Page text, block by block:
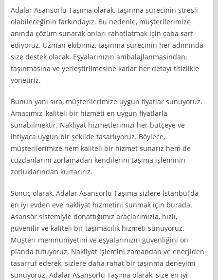
Adalar Asansörlü Taşıma olarak, taşınma sürecinin stresli
olabileceğinin farkındayız. Bu nedenle, müşterilerimize
anında çözüm sunarak onları rahatlatmak için çaba sarf
ediyoruz. Uzman ekibimiz, taşınma sürecinin her adımında
size destek olacak. Eşyalarınızın ambalajlanmasından,
taşınmasına ve yerleştirilmesine kadar her detayı titizlikle
yönetiriz.
Bunun yanı sıra, müşterilerimize uygun fiyatlar sunuyoruz.
Amacımız, kaliteli bir hizmeti en uygun fiyatlarla
sunabilmektir. Nakliyat hizmetlerimizi her bütçeye ve
ihtiyaca uygun bir şekilde tasarlıyoruz. Böylece,
müşterilerimize hem kaliteli bir hizmet sunarız hem de
cüzdanlarını zorlamadan kendilerini taşıma işleminin
zorluklarından kurtarırız.
Sonuç olarak, Adalar Asansörlü Taşıma sizlere İstanbul’da
en iyi evden eve nakliyat hizmetini sunmak için burada.
Asansör sistemiyle donattığımız araçlarımızla, hızlı,
güvenilir ve kaliteli bir taşımacılık hizmeti sunuyoruz.
Müşteri memnuniyetini ve eşyalarınızın güvenliğini ön
planda tutuyoruz. Nakliyat işlemini zamandan ve enerjiden
tasarruf ederek, sizlere daha rahat bir taşınma deneyimi
sunuyoruz. Adalar Asansörlü Taşıma olarak, size en iyi